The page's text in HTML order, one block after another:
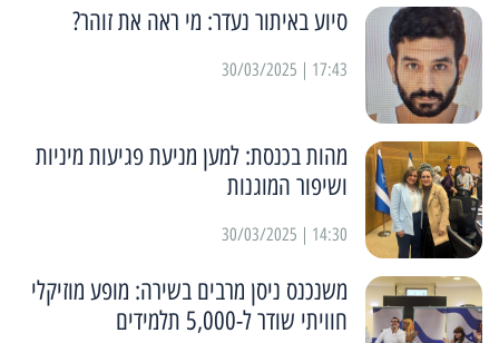
סיוע באיתור נעדר: מי ראה את זוהר?
17:43 | 30/03/2025
מהות בכנסת: למען מניעת פגיעות מיניות
ושיפור המוגנות
14:30 | 30/03/2025
משנכנס ניסן מרבים בשירה: מופע מוזיקלי
חוויתי שודר ל-5,000 תלמידים